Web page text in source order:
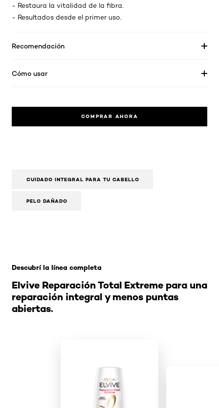
- Restaura la vitalidad de la fibra.
- Resultados desde el primer uso.
Recomendación
Cómo usar
COMPRAR AHORA
CUIDADO INTEGRAL PARA TU CABELLO
PELO DAÑADO
Elvive Reparación Total Extreme para una
reparación integral y menos puntas
abiertas.
Descubrí la línea completa